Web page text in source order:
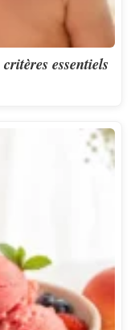
essentiels